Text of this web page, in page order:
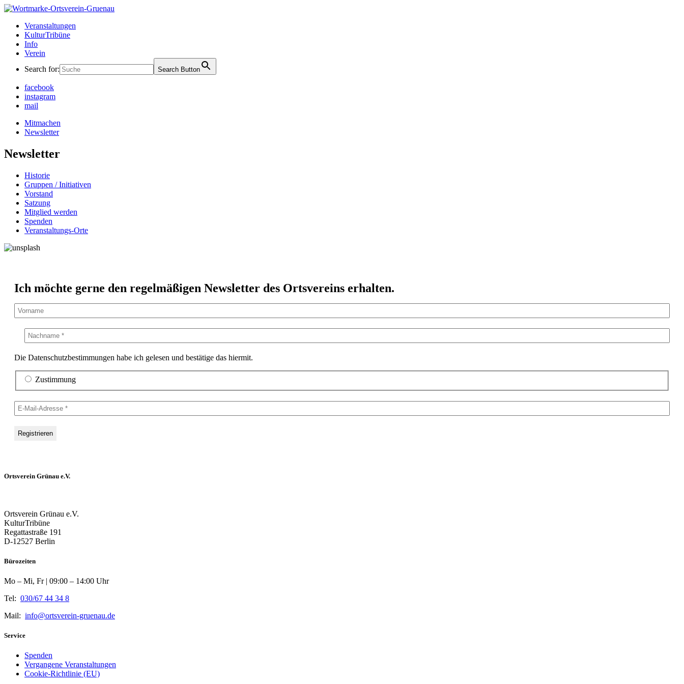
Skip
content
Ortsverein Grünau
Veranstaltungen und Angebote in Ihrem Bezirk
Veranstaltungen
KulturTribüne
Info
Verein
Search for:
Search Button
facebook
instagram
mail
Mitmachen
Newsletter
Newsletter
Historie
Gruppen / Initiativen
Vorstand
Satzung
Mitglied werden
Spenden
Veranstaltungs-Orte
Ich möchte gerne den regelmäßigen Newsletter des Ortsvereins erhalten.
Die Datenschutzbestimmungen habe ich gelesen und bestätige das hiermit.
Zustimmung
Ortsverein Grünau e.V.
Ortsverein Grünau e.V.
KulturTribüne
Regattastraße 191
D-12527 Berlin
Bürozeiten
Mo – Mi, Fr | 09:00 – 14:00 Uhr
Tel: 030/67 44 34 8
Mail: info@ortsverein-gruenau.de
Service
Spenden
Vergangene Veranstaltungen
Cookie-Richtlinie (EU)